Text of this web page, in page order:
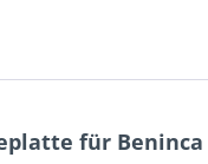
für Beninca